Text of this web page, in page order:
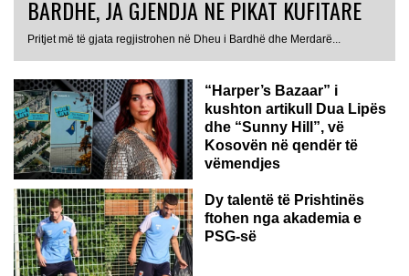
BARDHË, JA GJENDJA NË PIKAT KUFITARE
Pritjet më të gjata regjistrohen në Dheu i Bardhë dhe Merdarë...
“Harper’s Bazaar” i
kushton artikull Dua Lipës
dhe “Sunny Hill”, vë
Kosovën në qendër të
vëmendjes
Dy talentë të Prishtinës
ftohen nga akademia e
PSG-së
ROMË